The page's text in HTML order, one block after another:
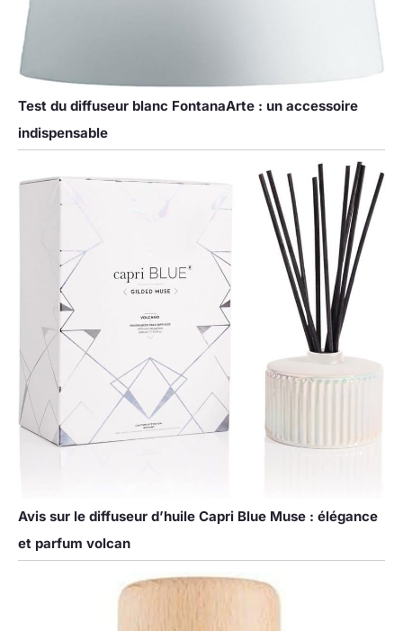
Test du diffuseur blanc FontanaArte : un accessoire
indispensable
Avis sur le diffuseur d’huile Capri Blue Muse : élégance
et parfum volcan